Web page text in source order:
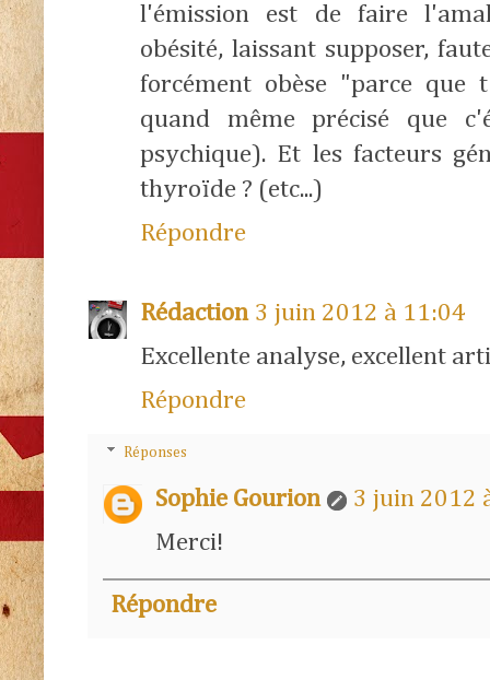
l'émission est de faire
obésité, laissant supposer,
forcément obèse "parce
quand même précisé que
psychique). Et les facteurs
thyroïde ? (etc...)
Répondre
Rédaction 3 juin 2012 à 11:04
Excellente analyse, excellent
Répondre
Réponses
Sophie Gourion
3 juin 2012
Merci!
Répondre